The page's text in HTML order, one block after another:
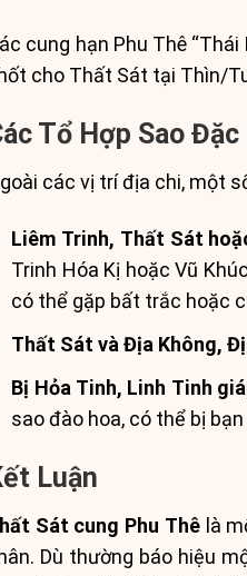
cung hạn Phu Thê
cho Thất Sát tại Thìn/
Tổ Hợp Sao
các vị trí địa chi, một
Liêm Trinh, Thất Sát
Trinh Hóa Kị hoặc Vũ
có thể gặp bất trắc hoặc
Thất Sát và Địa Không,
Bị Hỏa Tinh, Linh Tinh
sao đào hoa, có thể bị
Luận
Sát cung Phu Thêlà
Dù thường báo hiệu